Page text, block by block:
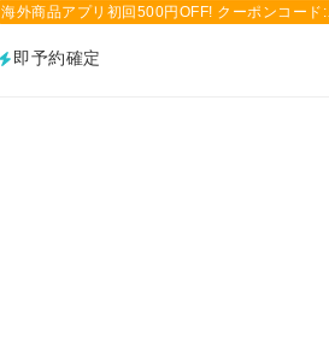
海外商品アプリ初回500円OFF! クーポンコード:
即予約確定